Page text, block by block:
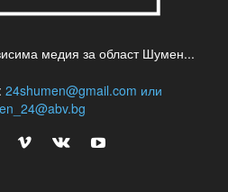
медия за област Шумен...
24shumen@gmail.com или